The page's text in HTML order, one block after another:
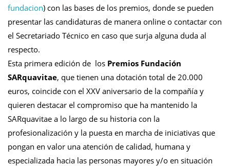
fundacion) con las bases de los premios, donde se pueden
presentar las candidaturas de manera online o contactar con
el Secretariado Técnico en caso que surja alguna duda al
respecto.
Esta primera edición de los Premios Fundación
SARquavitae, que tienen una dotación total de 20.000
euros, coincide con el XXV aniversario de la compañía y
quieren destacar el compromiso que ha mantenido la
SARquavitae a lo largo de su historia con la
profesionalización y la puesta en marcha de iniciativas que
pongan en valor una atención de calidad, humana y
especializada hacia las personas mayores y/o en situación